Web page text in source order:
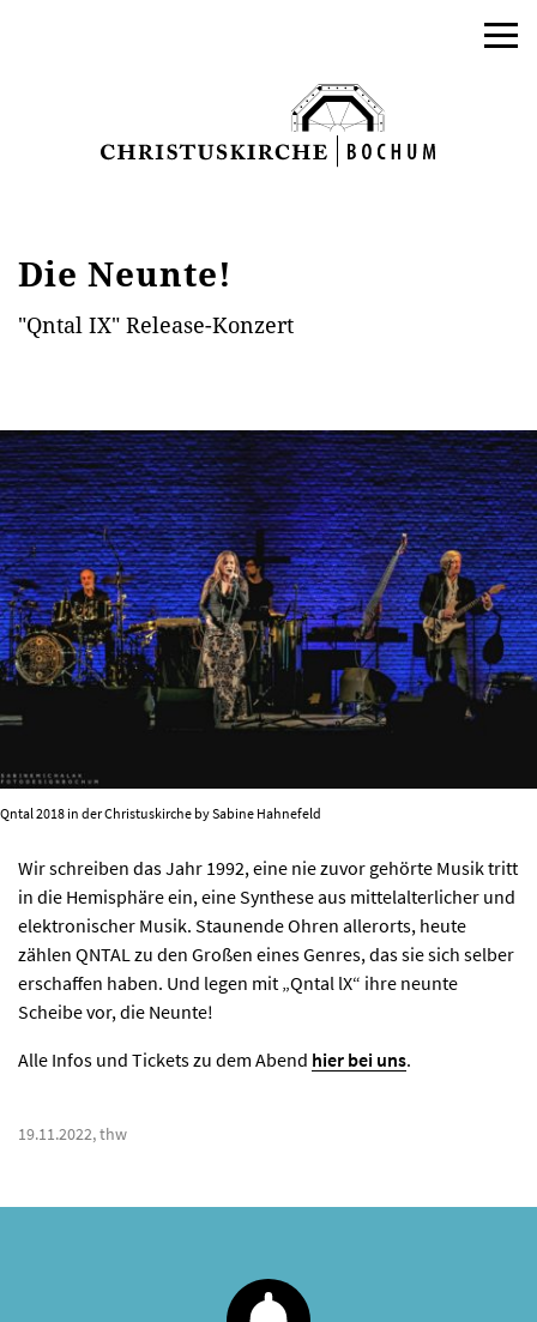
AKTUELLES
PROGRAMM
KIRCHE DER KULTUREN
FOTOS
KONTAKT
Facebook Newsletter
Die Neunte!
"Qntal IX" Release-Konzert
Qntal 2018 in der Christuskirche by Sabine Hahnefeld
Wir schreiben das Jahr 1992, eine nie zuvor gehörte Musik tritt
in die Hemisphäre ein, eine Synthese aus mittelalterlicher und
elektronischer Musik. Staunende Ohren allerorts, heute
zählen QNTAL zu den Großen eines Genres, das sie sich selber
erschaffen haben. Und legen mit „Qntal lX“ ihre neunte
Scheibe vor, die Neunte!
Alle Infos und Tickets zu dem Abend hier bei uns.
19.11.2022, thw